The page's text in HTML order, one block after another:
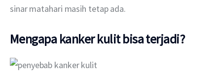
sinar matahari masih tetap ada.
Mengapa kanker kulit bisa terjadi?